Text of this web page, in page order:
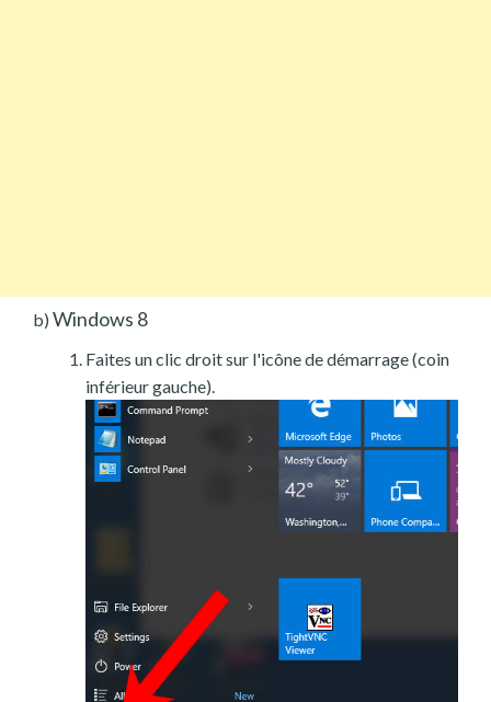
b) Windows 8
Faites un clic droit sur l'icône de démarrage (coin
inférieur gauche).